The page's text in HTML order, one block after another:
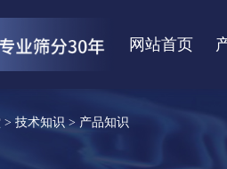
网站首页
> 技术知识 > 产品知识